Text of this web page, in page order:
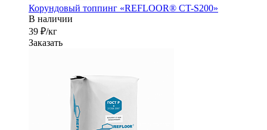
Корундовый топпинг «REFLOOR® CT-S200»
В наличии
39 ₽/кг
Заказать